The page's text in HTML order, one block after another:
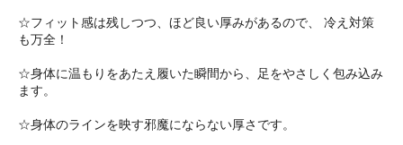
☆フィット感は残しつつ、ほど良い厚みがあるので、 冷え対策
も万全！
☆身体に温もりをあたえ履いた瞬間から、足をやさしく包み込み
ます。
☆身体のラインを映す邪魔にならない厚さです。